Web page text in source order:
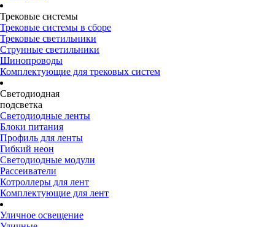
Трековые системы
Трековые системы в сборе
Трековые светильники
Струнные светильники
Шинопроводы
Комплектующие для трековых систем
Светодиодная
подсветка
Светодиодные ленты
Блоки питания
Профиль для ленты
Гибкий неон
Светодиодные модули
Рассеиватели
Котроллеры для лент
Комплектующие для лент
Уличное освещение